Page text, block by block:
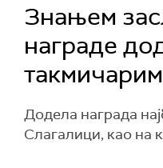
Знањем
награде
Додела награда
Слагалици, као на